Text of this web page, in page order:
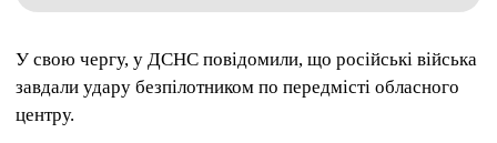
У свою чергу, у ДСНС повідомили, що російські війська
завдали удару безпілотником по передмісті обласного
центру.